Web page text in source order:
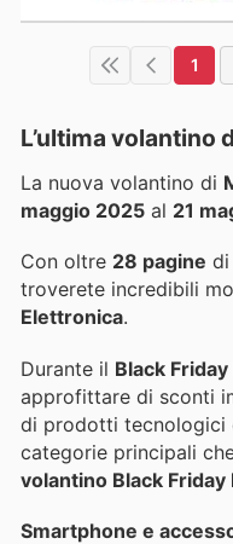
1
L’ultima volantino
La nuova volantino di
maggio 2025 al 21
Con oltre 28 pagine
troverete incredibili
Elettronica.
Durante il Black
approfittare di sconti
di prodotti tecnologici
categorie principali
volantino Black Friday
Smartphone e